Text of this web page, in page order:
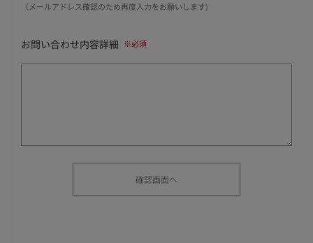
（メールアドレス確認のため再度入力をお願いします)
お問い合わせ内容詳細